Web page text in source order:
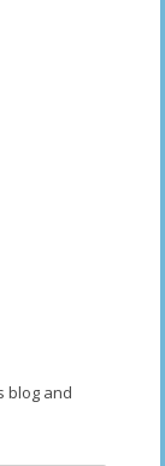
blog and